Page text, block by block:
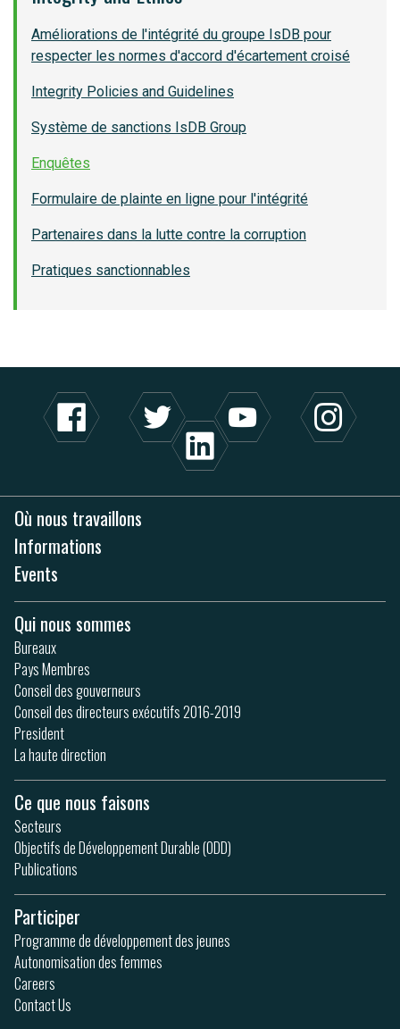
Améliorations de l'intégrité du groupe IsDB pour
respecter les normes d'accord d'écartement croisé
Integrity Policies and Guidelines
Système de sanctions IsDB Group
Enquêtes
Formulaire de plainte en ligne pour l'intégrité
Partenaires dans la lutte contre la corruption
Pratiques sanctionnables
Où nous travaillons
Informations
Events
Qui nous sommes
Bureaux
Pays Membres
Conseil des gouverneurs
Conseil des directeurs exécutifs 2016-2019
President
La haute direction
Ce que nous faisons
Secteurs
Objectifs de Développement Durable (ODD)
Publications
Participer
Programme de développement des jeunes
Autonomisation des femmes
Careers
Contact Us